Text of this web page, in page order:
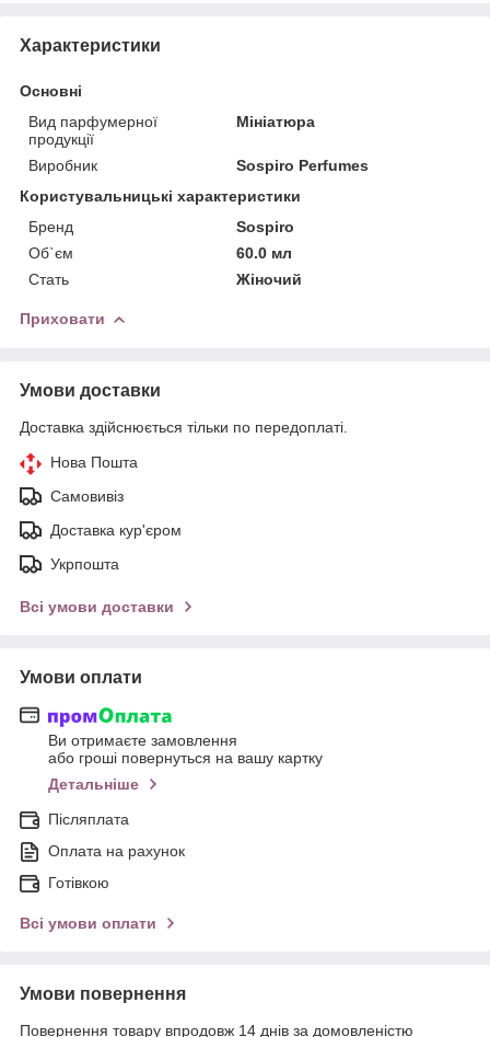
Характеристики
Основні
Вид парфумерної
продукції
Мініатюра
Виробник
Sospiro Perfumes
Користувальницькі характеристики
Бренд
Sospiro
Об`єм
60.0 мл
Стать
Жіночий
Приховати
Умови доставки
Доставка здійснюється тільки по передоплаті.
Нова Пошта
Самовивіз
Доставка кур'єром
Укрпошта
Всі умови доставки
Умови оплати
Ви отримаєте замовлення
або гроші повернуться на вашу картку
Детальніше
Післяплата
Оплата на рахунок
Готівкою
Всі умови оплати
Умови повернення
Повернення товару впродовж 14 днів за домовленістю